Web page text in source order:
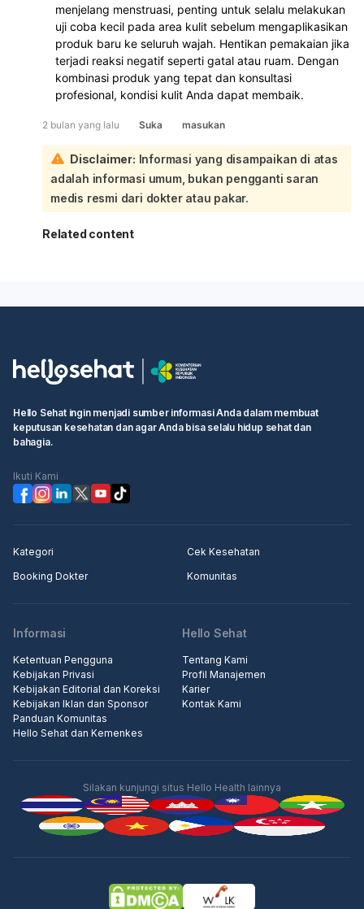
menjelang menstruasi, penting untuk selalu melakukan
uji coba kecil pada area kulit sebelum mengaplikasikan
produk baru ke seluruh wajah. Hentikan pemakaian jika
terjadi reaksi negatif seperti gatal atau ruam. Dengan
kombinasi produk yang tepat dan konsultasi
profesional, kondisi kulit Anda dapat membaik.
2 bulan yang lalu Suka masukan
Disclaimer: Informasi yang disampaikan di atas
adalah informasi umum, bukan pengganti saran
medis resmi dari dokter atau pakar.
Related content
Hello Sehat ingin menjadi sumber informasi Anda dalam membuat
keputusan kesehatan dan agar Anda bisa selalu hidup sehat dan
bahagia.
Ikuti Kami
Kategori
Cek Kesehatan
Booking Dokter
Komunitas
Informasi
Ketentuan Pengguna
Kebijakan Privasi
Kebijakan Editorial dan Koreksi
Kebijakan Iklan dan Sponsor
Panduan Komunitas
Hello Sehat dan Kemenkes
Hello Sehat
Tentang Kami
Profil Manajemen
Karier
Kontak Kami
Silakan kunjungi situs Hello Health lainnya